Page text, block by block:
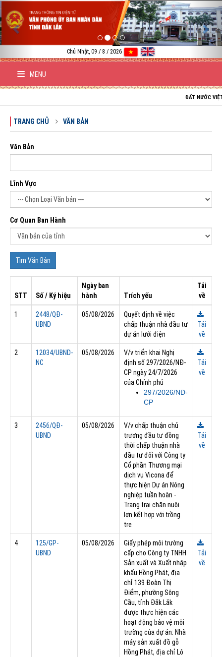
Chủ Nhật, 09 / 8 / 2026
MENU
ĐẤT NƯỚC VIỆT NAM
TRANG CHỦ VĂN BẢN
Văn Bản
Lĩnh Vực
Cơ Quan Ban Hành
STT Số / Ký hiệu
Ngày ban
hành
Trích yếu
Tải
về
1
2448/QĐ-
UBND
05/08/2026
Quyết định về việc
chấp thuận nhà đầu tư
dự án lưới điện
Tải
về
2
12034/UBND-
NC
05/08/2026
V/v triển khai Nghị
định số 297/2026/NĐ-
CP ngày 24/7/2026
của Chính phủ
297/2026/NĐ-
CP
Tải
về
3
2456/QĐ-
UBND
05/08/2026
V/v chấp thuận chủ
trương đầu tư đồng
thời chấp thuận nhà
đầu tư đối với Công ty
Cổ phần Thương mại
dịch vụ Vicona để
thực hiện Dự án Nông
nghiệp tuần hoàn -
Trang trại chăn nuôi
lợn kết hợp với trồng
tre
Tải
về
4
125/GP-
UBND
05/08/2026
Giấy phép môi trường
cấp cho Công ty TNHH
Sản xuất và Xuất nhập
khẩu Hồng Phát, địa
chỉ 139 Đoàn Thị
Điểm, phường Sông
Cầu, tỉnh Đắk Lắk
được thực hiện các
hoạt động bảo vệ môi
trường của dự án: Nhà
máy sản xuất đồ gỗ
Hồng Phát, địa chỉ Lô
Tải
về